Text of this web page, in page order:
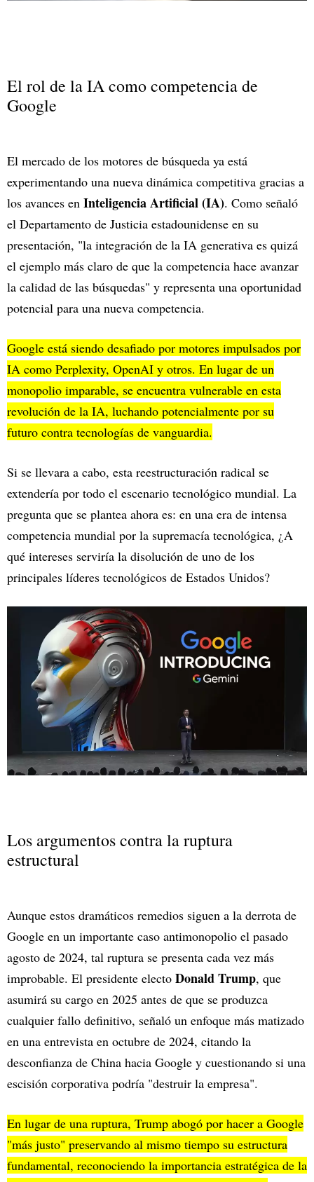
El rol de la IA como competencia de
Google
El mercado de los motores de búsqueda ya está
experimentando una nueva dinámica competitiva gracias a
los avances en Inteligencia Artificial (IA). Como señaló
el Departamento de Justicia estadounidense en su
presentación, "la integración de la IA generativa es quizá
el ejemplo más claro de que la competencia hace avanzar
la calidad de las búsquedas" y representa una oportunidad
potencial para una nueva competencia.
Google está siendo desafiado por motores impulsados por
IA como Perplexity, OpenAI y otros. En lugar de un
monopolio imparable, se encuentra vulnerable en esta
revolución de la IA, luchando potencialmente por su
futuro contra tecnologías de vanguardia.
Si se llevara a cabo, esta reestructuración radical se
extendería por todo el escenario tecnológico mundial. La
pregunta que se plantea ahora es: en una era de intensa
competencia mundial por la supremacía tecnológica, ¿A
qué intereses serviría la disolución de uno de los
principales líderes tecnológicos de Estados Unidos?
Los argumentos contra la ruptura
estructural
Aunque estos dramáticos remedios siguen a la derrota de
Google en un importante caso antimonopolio el pasado
agosto de 2024, tal ruptura se presenta cada vez más
improbable. El presidente electo Donald Trump, que
asumirá su cargo en 2025 antes de que se produzca
cualquier fallo definitivo, señaló un enfoque más matizado
en una entrevista en octubre de 2024, citando la
desconfianza de China hacia Google y cuestionando si una
escisión corporativa podría "destruir la empresa".
En lugar de una ruptura, Trump abogó por hacer a Google
"más justo" preservando al mismo tiempo su estructura
fundamental, reconociendo la importancia estratégica de la